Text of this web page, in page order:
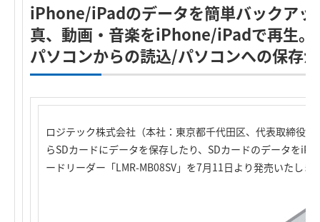
iPhone/iPadのデータを簡単バックアッ
真、動画・音楽をiPhone/iPadで再生。
パソコンからの読込/パソコンへの保存
ロジテック株式会社（本社：東京都千代田区、代表取締役
らSDカードにデータを保存したり、SDカードのデータを
ードリーダー「LMR-MB08SV」を7月11日より発売いたしま